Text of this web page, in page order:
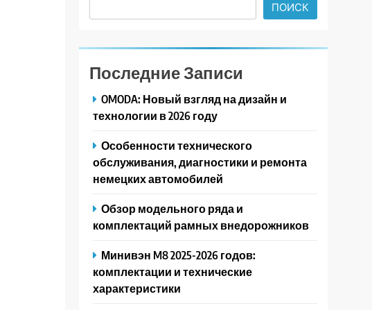
ПОИСК
Последние Записи
OMODA: Новый взгляд на дизайн и
технологии в 2026 году
Особенности технического
обслуживания, диагностики и ремонта
немецких автомобилей
Обзор модельного ряда и
комплектаций рамных внедорожников
Минивэн M8 2025-2026 годов:
комплектации и технические
характеристики